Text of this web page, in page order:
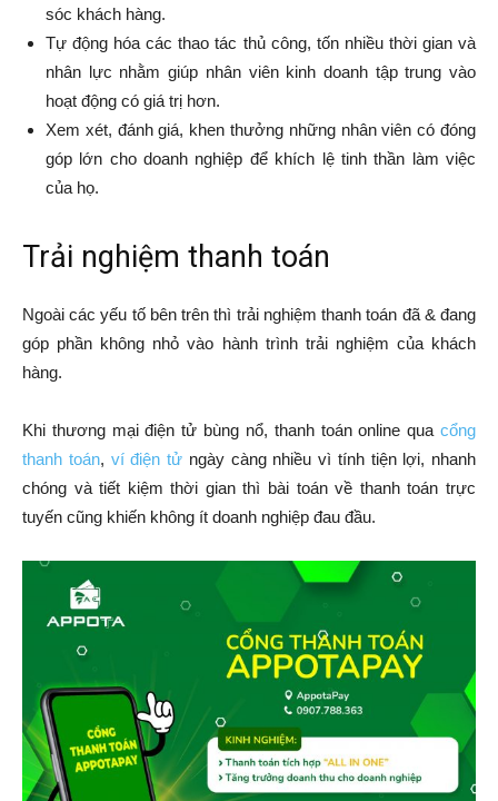
sóc khách hàng.
Tự động hóa các thao tác thủ công, tốn nhiều thời gian và
nhân lực nhằm giúp nhân viên kinh doanh tập trung vào
hoạt động có giá trị hơn.
Xem xét, đánh giá, khen thưởng những nhân viên có đóng
góp lớn cho doanh nghiệp để khích lệ tinh thần làm việc
của họ.
Trải nghiệm thanh toán
Ngoài các yếu tố bên trên thì trải nghiệm thanh toán đã & đang
góp phần không nhỏ vào hành trình trải nghiệm của khách
hàng.
Khi thương mại điện tử bùng nổ, thanh toán online qua cổng
thanh toán, ví điện tử ngày càng nhiều vì tính tiện lợi, nhanh
chóng và tiết kiệm thời gian thì bài toán về thanh toán trực
tuyến cũng khiến không ít doanh nghiệp đau đầu.